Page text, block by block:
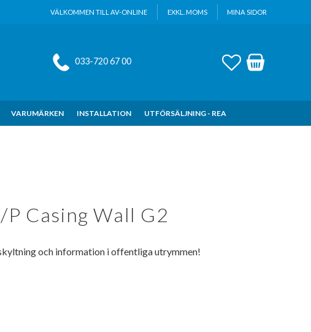
VÄLKOMMEN TILL AV-ONLINE EXKL. MOMS MINA SIDOR
033-720 67 00 FAVORITER
KUNDVAGN
VARUMÄRKEN INSTALLATION UTFÖRSÄLJNING - REA
P Casing Wall G2
och information i offentliga utrymmen!